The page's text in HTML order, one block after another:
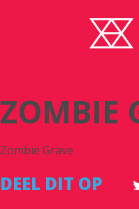
ZOMBIE
Zombie Grave
DEEL DIT OP